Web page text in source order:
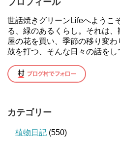
プロフィール
世話焼きグリーンLifeへようこ
る、緑のあるくらし。それは
屋の花を買い、季節の移り変
鼓を打つ、そんな日々の話をし
カテゴリー
植物日記 (550)